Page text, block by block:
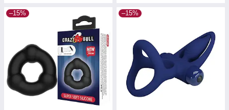
–15% –15%